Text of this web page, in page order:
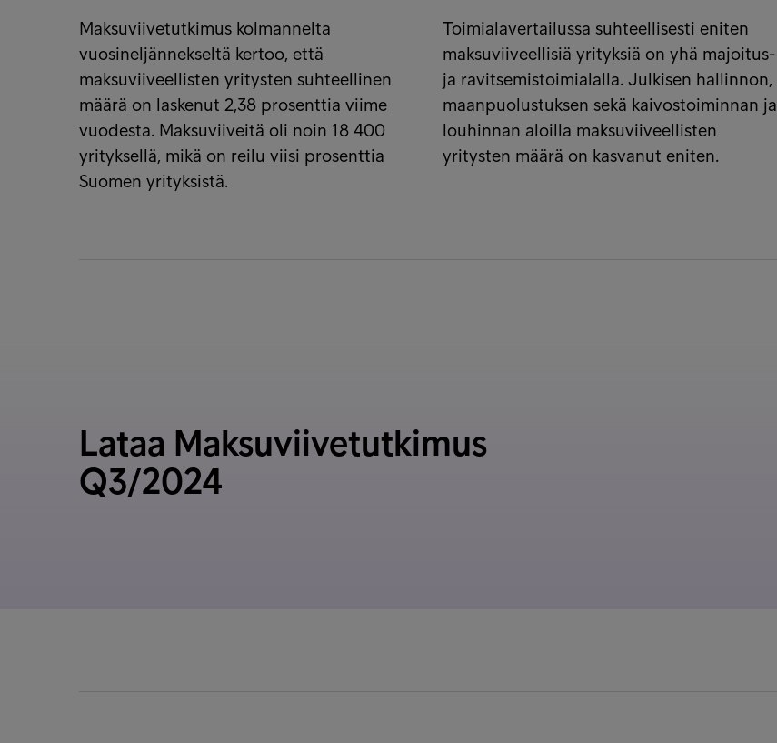
Maksuviivetutkimus kolmannelta
vuosineljännekseltä kertoo, että
maksuviiveellisten yritysten suhteellinen
määrä on laskenut 2,38 prosenttia viime
vuodesta. Maksuviiveitä oli noin 18 400
yrityksellä, mikä on reilu viisi prosenttia
Suomen yrityksistä.
Toimialavertailussa suhteellisesti eniten
maksuviiveellisiä yrityksiä on yhä majoitus-
ja ravitsemistoimialalla. Julkisen hallinnon,
maanpuolustuksen sekä kaivostoiminnan ja
louhinnan aloilla maksuviiveellisten
yritysten määrä on kasvanut eniten.
Lataa Maksuviivetutkimus
Q3/2024